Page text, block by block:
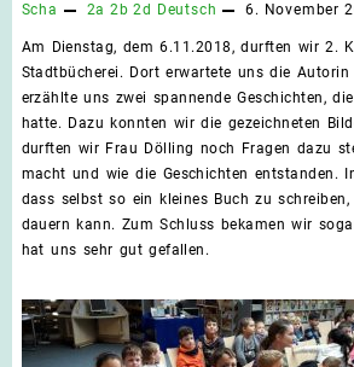
Scha 2a 2b 2d Deutsch 6. November
Am Dienstag, dem 6.11.2018, durften wir 2.
Stadtbücherei. Dort erwartete uns die
erzählte uns zwei spannende Geschichten,
hatte. Dazu konnten wir die gezeichneten
durften wir Frau Dölling noch Fragen dazu
macht und wie die Geschichten entstanden.
dass selbst so ein kleines Buch zu schreiben,
dauern kann. Zum Schluss bekamen wir
hat uns sehr gut gefallen.